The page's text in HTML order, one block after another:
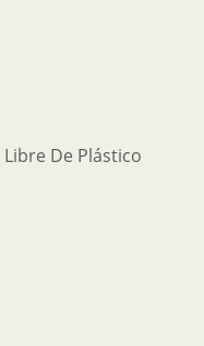
De Plástico